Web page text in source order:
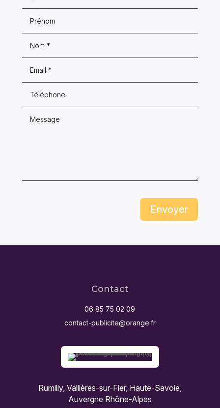
Envoyer
Contact
06 85 75 02 09
contact-publicite@orange.fr
Rumilly, Vallières-sur-Fier, Haute-Savoie,
Auvergne Rhône-Alpes